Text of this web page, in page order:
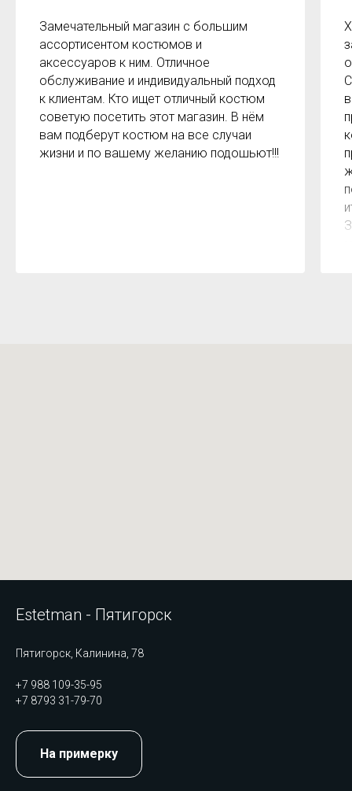
Замечательный магазин с большим
ассортисентом костюмов и
аксессуаров к ним. Отличное
обслуживание и индивидуальный подход
к клиентам. Кто ищет отличный костюм
советую посетить этот магазин. В нём
вам подберут костюм на все случаи
жизни и по вашему желанию подошьют!!!
Estetman - Пятигорск
Пятигорск, Калинина, 78
+7 988 109-35-95
+7 8793 31-79-70
На примерку